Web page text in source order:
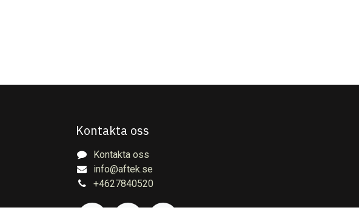
Kontakta oss
Kontakta oss
info@aftek.se
+4627840520